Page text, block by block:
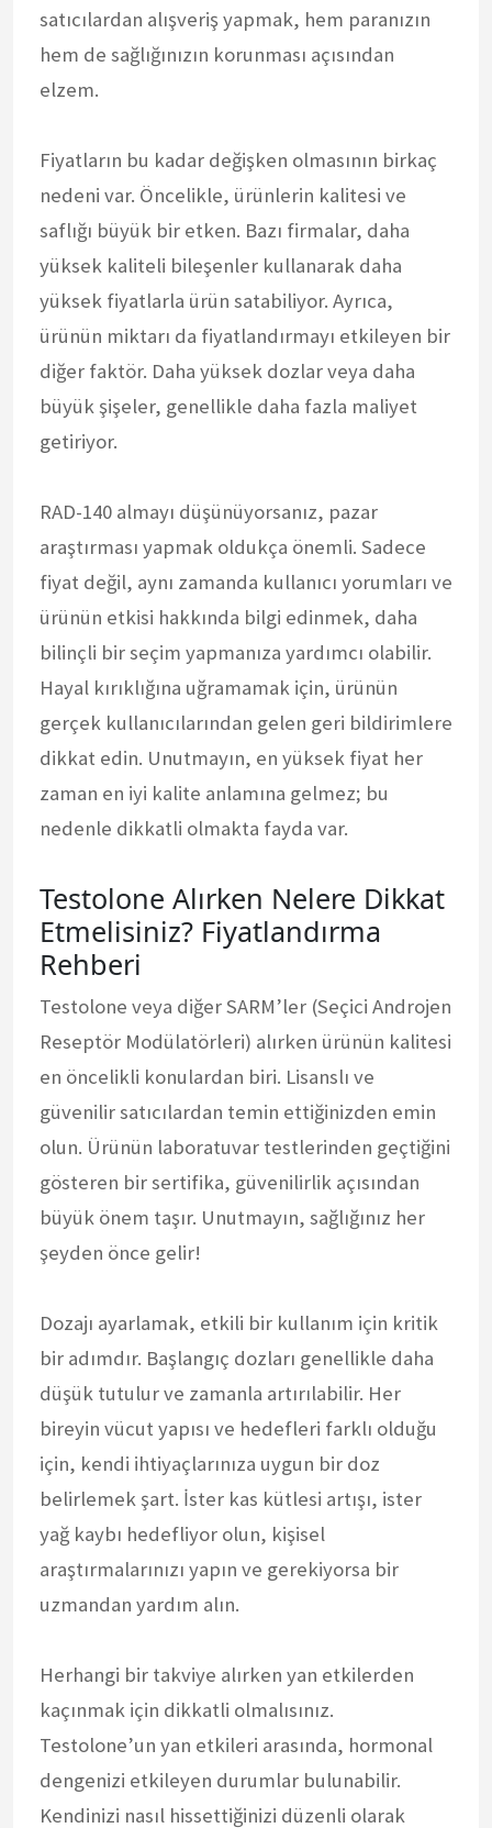
satıcılardan alışveriş yapmak, hem paranızın
hem de sağlığınızın korunması açısından
elzem.
Fiyatların bu kadar değişken olmasının birkaç
nedeni var. Öncelikle, ürünlerin kalitesi ve
saflığı büyük bir etken. Bazı firmalar, daha
yüksek kaliteli bileşenler kullanarak daha
yüksek fiyatlarla ürün satabiliyor. Ayrıca,
ürünün miktarı da fiyatlandırmayı etkileyen bir
diğer faktör. Daha yüksek dozlar veya daha
büyük şişeler, genellikle daha fazla maliyet
getiriyor.
RAD-140 almayı düşünüyorsanız, pazar
araştırması yapmak oldukça önemli. Sadece
fiyat değil, aynı zamanda kullanıcı yorumları ve
ürünün etkisi hakkında bilgi edinmek, daha
bilinçli bir seçim yapmanıza yardımcı olabilir.
Hayal kırıklığına uğramamak için, ürünün
gerçek kullanıcılarından gelen geri bildirimlere
dikkat edin. Unutmayın, en yüksek fiyat her
zaman en iyi kalite anlamına gelmez; bu
nedenle dikkatli olmakta fayda var.
Testolone Alırken Nelere Dikkat
Etmelisiniz? Fiyatlandırma
Rehberi
Testolone veya diğer SARM’ler (Seçici Androjen
Reseptör Modülatörleri) alırken ürünün kalitesi
en öncelikli konulardan biri. Lisanslı ve
güvenilir satıcılardan temin ettiğinizden emin
olun. Ürünün laboratuvar testlerinden geçtiğini
gösteren bir sertifika, güvenilirlik açısından
büyük önem taşır. Unutmayın, sağlığınız her
şeyden önce gelir!
Dozajı ayarlamak, etkili bir kullanım için kritik
bir adımdır. Başlangıç dozları genellikle daha
düşük tutulur ve zamanla artırılabilir. Her
bireyin vücut yapısı ve hedefleri farklı olduğu
için, kendi ihtiyaçlarınıza uygun bir doz
belirlemek şart. İster kas kütlesi artışı, ister
yağ kaybı hedefliyor olun, kişisel
araştırmalarınızı yapın ve gerekiyorsa bir
uzmandan yardım alın.
Herhangi bir takviye alırken yan etkilerden
kaçınmak için dikkatli olmalısınız.
Testolone’un yan etkileri arasında, hormonal
dengenizi etkileyen durumlar bulunabilir.
Kendinizi nasıl hissettiğinizi düzenli olarak